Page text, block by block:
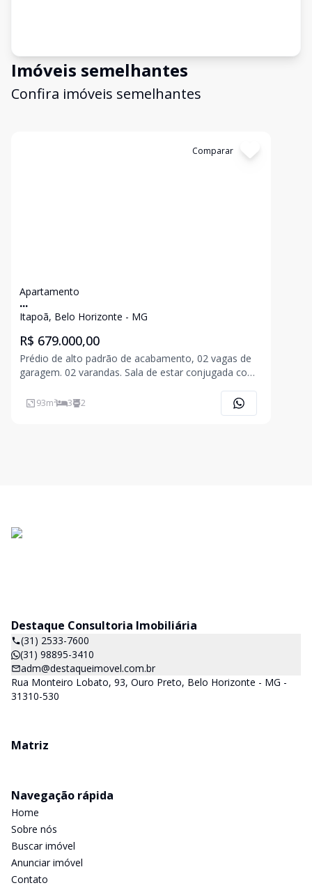
Imóveis semelhantes
Confira imóveis semelhantes
Comparar
Apartamento
...
Itapoã, Belo Horizonte - MG
R$ 679.000,00
Prédio de alto padrão de acabamento, 02 vagas de
garagem. 02 varandas. Sala de estar conjugada com
banheiros. Cozinha ampla e área de serviço. Terraço
93m² 3 2
Destaque Consultoria Imobiliária
(31) 2533-7600
(31) 98895-3410
adm@destaqueimovel.com.br
Rua Monteiro Lobato, 93, Ouro Preto, Belo Horizonte - MG -
31310-530
Matriz
Navegação rápida
Home
Sobre nós
Buscar imóvel
Anunciar imóvel
Contato